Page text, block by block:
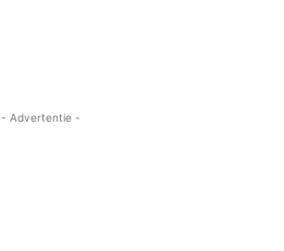
- Advertentie -